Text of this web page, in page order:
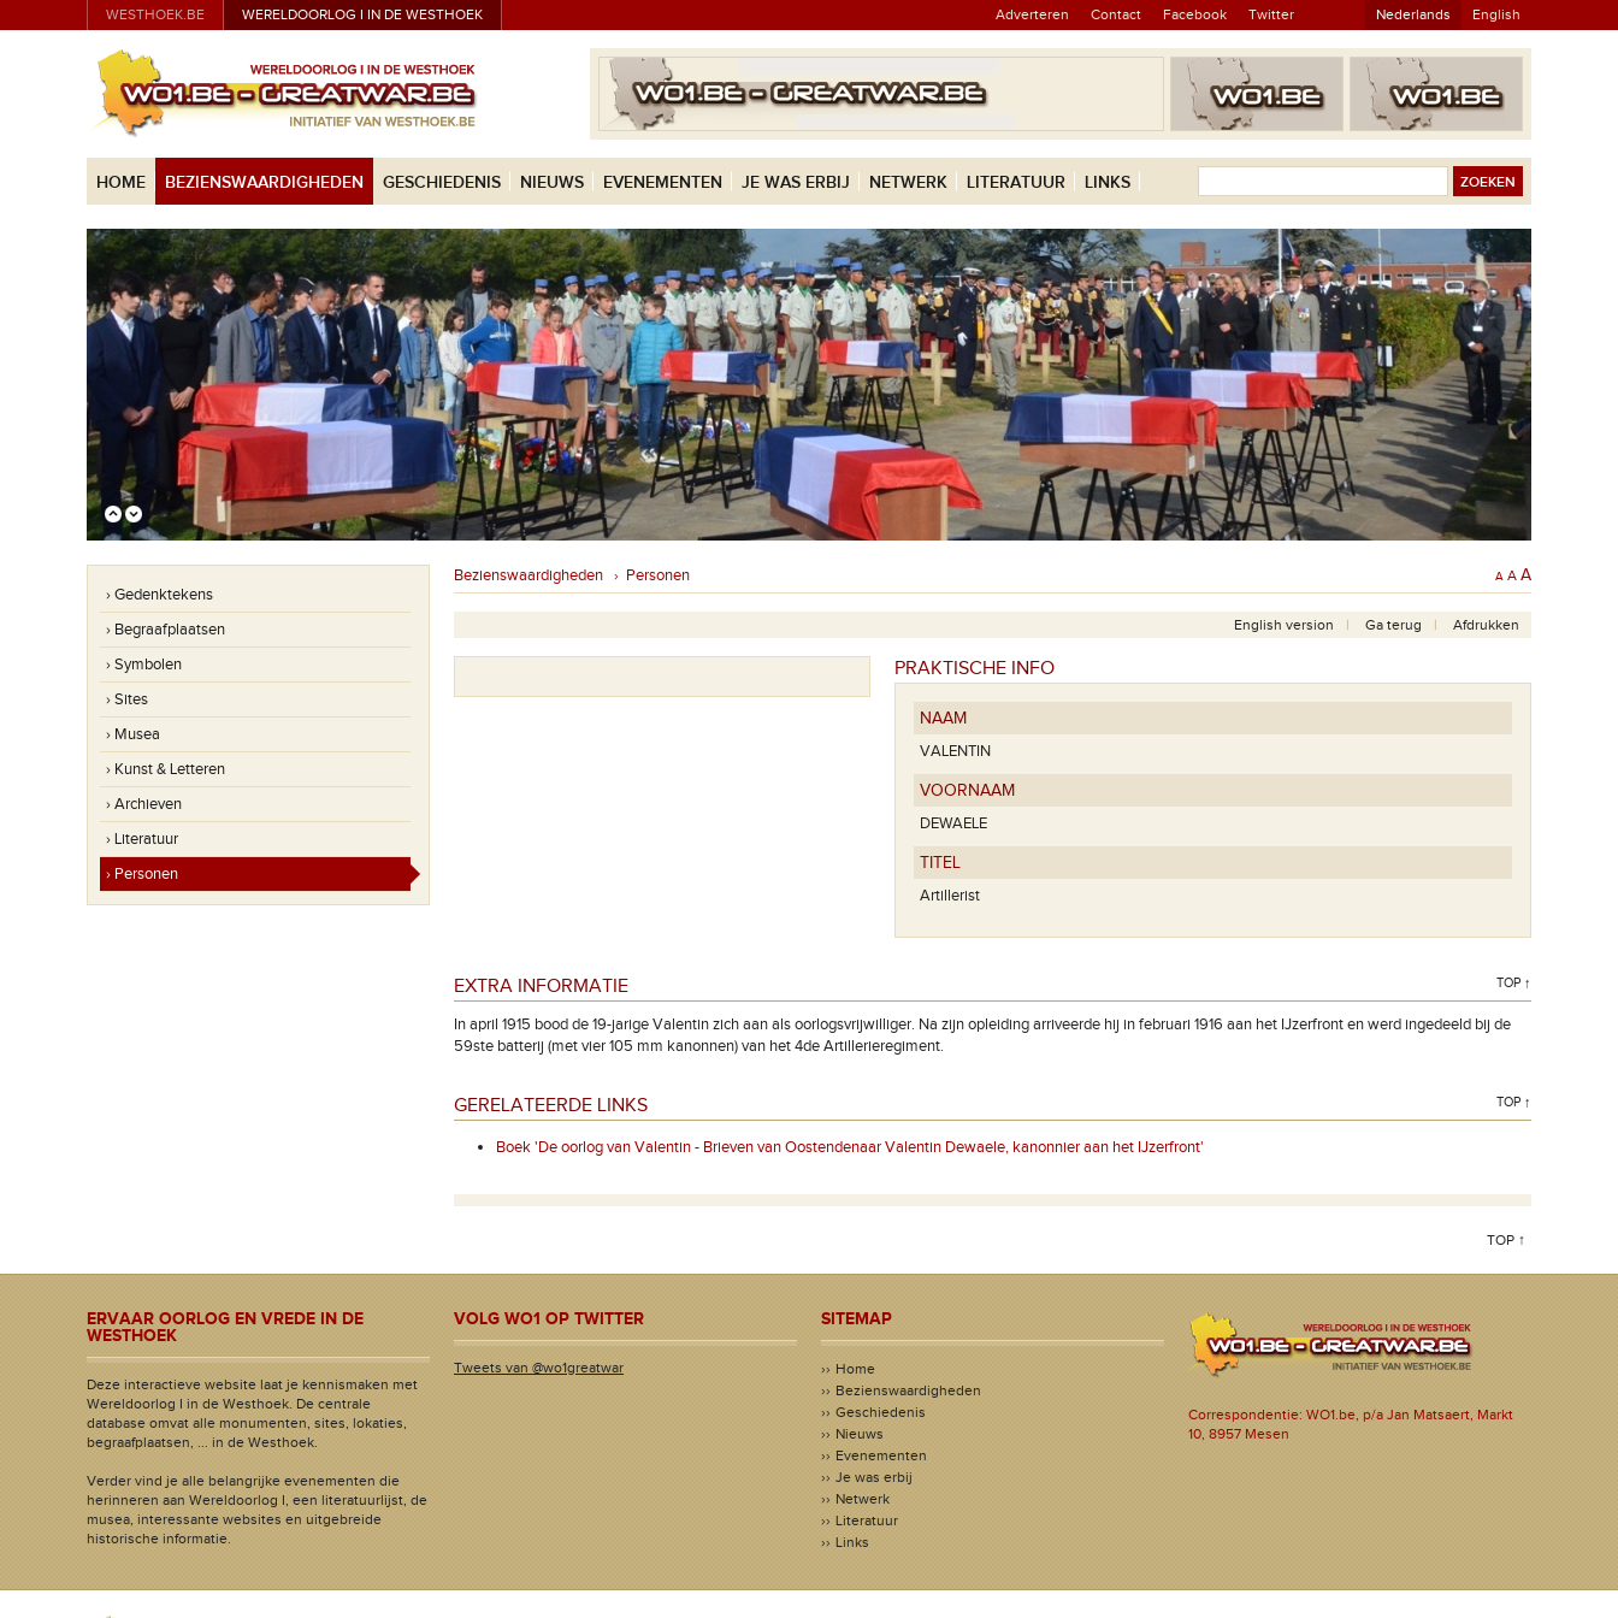
WESTHOEK.BE WERELDOORLOG I IN DE WESTHOEK Adverteren Contact Facebook Twitter Nederlands English
HOME BEZIENSWAARDIGHEDEN GESCHIEDENIS NIEUWS EVENEMENTEN JE WAS ERBIJ NETWERK LITERATUUR LINKS
› Gedenktekens
› Begraafplaatsen
› Symbolen
› Sites
› Musea
› Kunst & Letteren
› Archieven
› Literatuur
› Personen
Bezienswaardigheden › Personen A A A
English version Ga terug Afdrukken
PRAKTISCHE INFO
NAAM
VALENTIN
VOORNAAM
DEWAELE
TITEL
Artillerist
EXTRA INFORMATIE TOP ↑
In april 1915 bood de 19-jarige Valentin zich aan als oorlogsvrijwilliger. Na zijn opleiding arriveerde hij in februari 1916 aan het IJzerfront en werd ingedeeld bij de
59ste batterij (met vier 105 mm kanonnen) van het 4de Artillerieregiment.
GERELATEERDE LINKS TOP ↑
Boek 'De oorlog van Valentin - Brieven van Oostendenaar Valentin Dewaele, kanonnier aan het IJzerfront'
TOP ↑
ERVAAR OORLOG EN VREDE IN DE
WESTHOEK
Deze interactieve website laat je kennismaken met
Wereldoorlog I in de Westhoek. De centrale
database omvat alle monumenten, sites, lokaties,
begraafplaatsen, ... in de Westhoek.
Verder vind je alle belangrijke evenementen die
herinneren aan Wereldoorlog I, een literatuurlijst, de
musea, interessante websites en uitgebreide
historische informatie.
VOLG WO1 OP TWITTER
Tweets van @wo1greatwar
SITEMAP
Home
Bezienswaardigheden
Geschiedenis
Nieuws
Evenementen
Je was erbij
Netwerk
Literatuur
Links
Correspondentie: WO1.be, p/a Jan Matsaert, Markt
10, 8957 Mesen